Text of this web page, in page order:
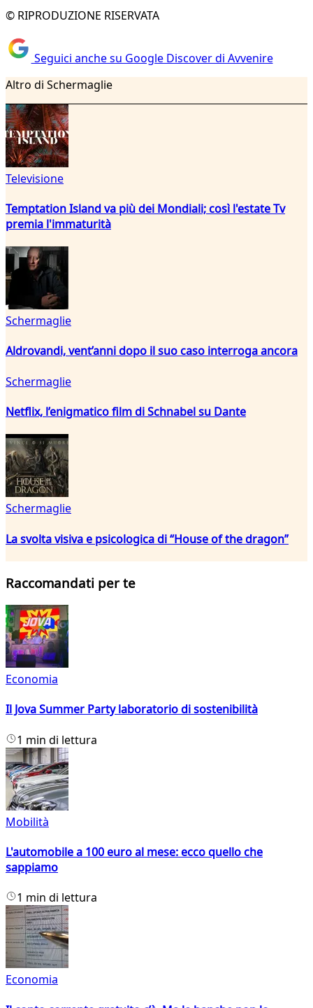
© RIPRODUZIONE RISERVATA
Seguici anche su Google Discover di Avvenire
Altro di Schermaglie
Televisione
Temptation Island va più dei Mondiali; così l'estate Tv
premia l'immaturità
Schermaglie
Aldrovandi, vent’anni dopo il suo caso interroga ancora
Schermaglie
Netflix, l’enigmatico film di Schnabel su Dante
Schermaglie
La svolta visiva e psicologica di “House of the dragon”
Raccomandati per te
Economia
Il Jova Summer Party laboratorio di sostenibilità
1 min di lettura
Mobilità
L'automobile a 100 euro al mese: ecco quello che
sappiamo
1 min di lettura
Economia